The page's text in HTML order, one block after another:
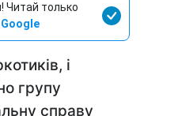
Читай только
і
групу
справу